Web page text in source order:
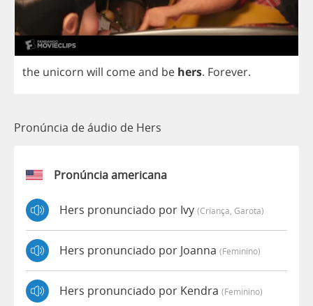
the unicorn will comeand be hers. Forever.
Pronúncia de áudio de Hers
Pronúncia americana
Hers pronunciado por Ivy (criança, Garota)
Hers pronunciado por Joanna (feminino)
Hers pronunciado por Kendra (feminino)